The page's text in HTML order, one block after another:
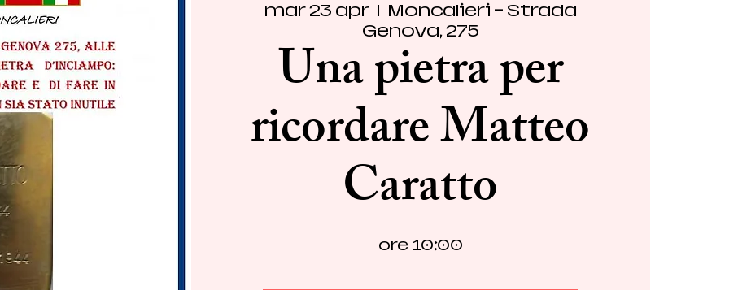
mar 23 apr
  |
Moncalieri - Strada
Genova, 275
Una pietra per
ricordare Matteo
Caratto
ore 10:00